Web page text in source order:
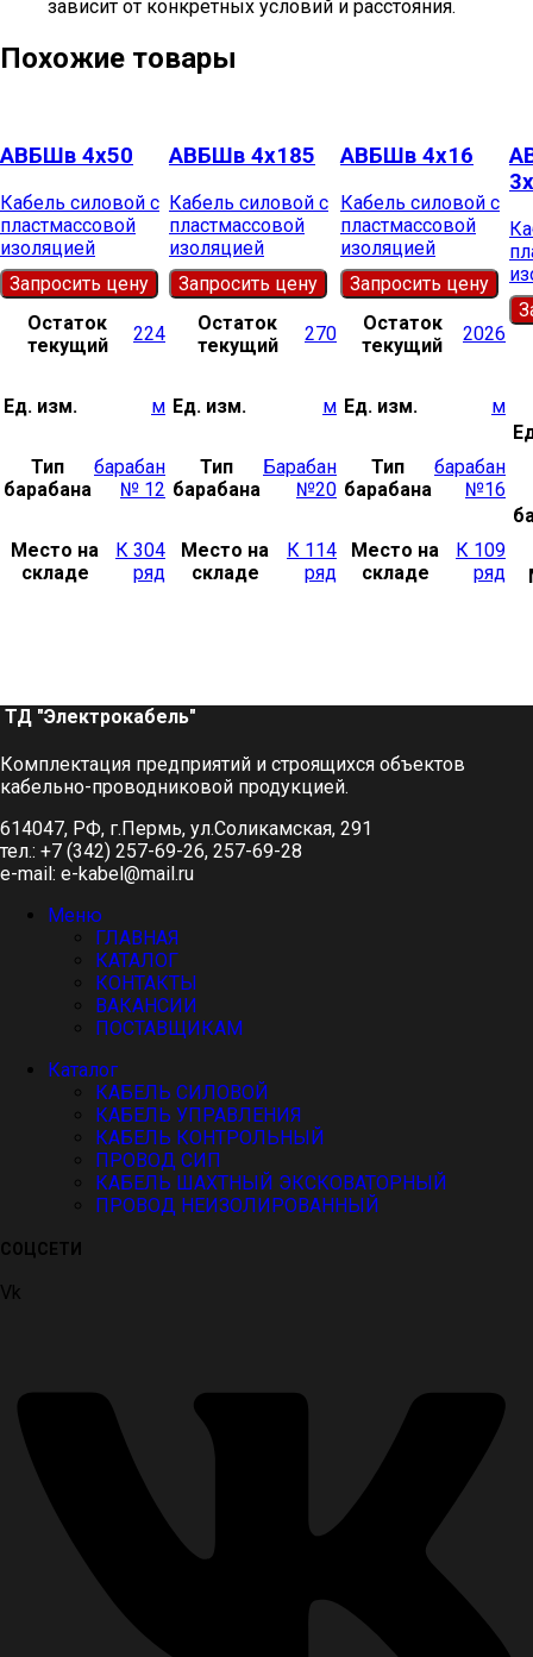
зависит от конкретных условий и расстояния.
Похожие товары
АВБШв 4х50
Кабель силовой с
пластмассовой
изоляцией
Запросить цену
Остаток
текущий
224
Ед. изм. м
Тип
барабана
барабан
№ 12
Место на
складе
К 304
ряд
АВБШв 4х185
Кабель силовой с
пластмассовой
изоляцией
Запросить цену
Остаток
текущий
270
Ед. изм. м
Тип
барабана
Барабан
№20
Место на
складе
К 114
ряд
АВБШв 4х16
Кабель силовой с
пластмассовой
изоляцией
Запросить цену
Остаток
текущий
2026
Ед. изм. м
Тип
барабана
барабан
№16
Место на
складе
К 109
ряд
ТД "Электрокабель"​
Комплектация предприятий и строящихся объектов
кабельно-проводниковой продукцией.
614047, РФ, г.Пермь, ул.Соликамская, 291
тел.: +7 (342) 257-69-26, 257-69-28
e-mail: e-kabel@mail.ru
Меню
ГЛАВНАЯ
КАТАЛОГ
КОНТАКТЫ
ВАКАНСИИ
ПОСТАВЩИКАМ
Каталог
КАБЕЛЬ СИЛОВОЙ
КАБЕЛЬ УПРАВЛЕНИЯ
КАБЕЛЬ КОНТРОЛЬНЫЙ
ПРОВОД СИП
КАБЕЛЬ ШАХТНЫЙ ЭКСКОВАТОРНЫЙ
ПРОВОД НЕИЗОЛИРОВАННЫЙ
СОЦСЕТИ
Vk